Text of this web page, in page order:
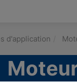
d'application